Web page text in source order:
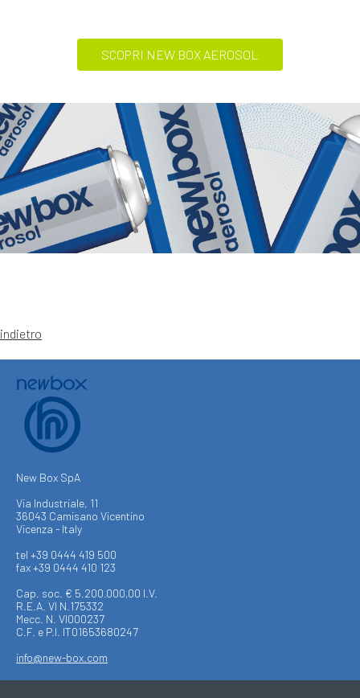
SCOPRI NEW BOX AEROSOL
indietro
New Box SpA
Via Industriale, 11
36043 Camisano Vicentino
Vicenza - Italy
tel +39 0444 419 500
fax +39 0444 410 123
Cap. soc. € 5.200.000,00 I.V.
R.E.A. VI N.175332
Mecc. N. VI000237
C.F. e P.I. IT01653680247
info@new-box.com